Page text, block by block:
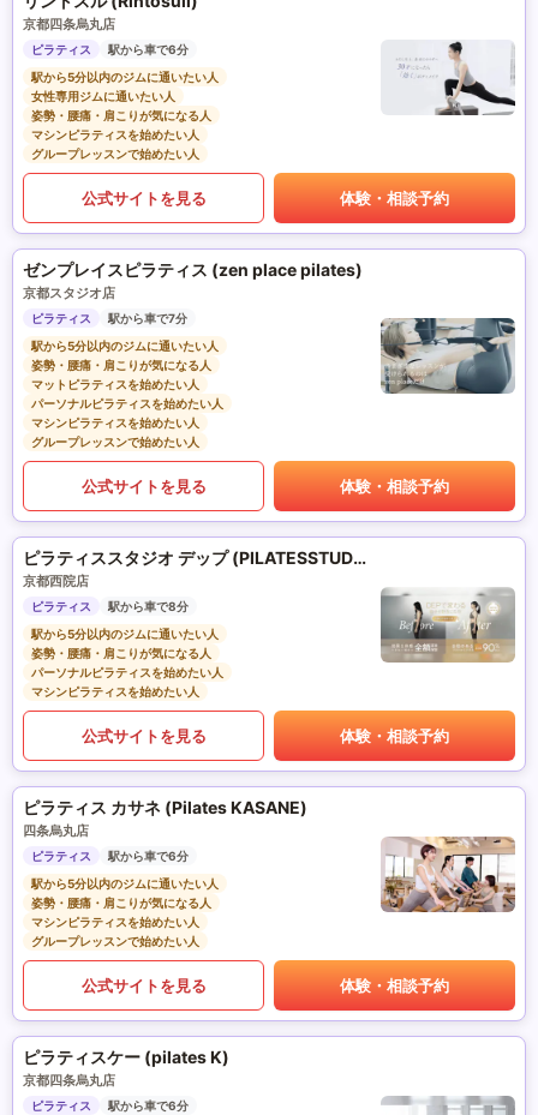
京都四条烏丸店
ピラティス
駅から車で6分
駅から5分以内のジムに通いたい人
女性専用ジムに通いたい人
姿勢・腰痛・肩こりが気になる人
マシンピラティスを始めたい人
グループレッスンで始めたい人
公式サイトを見る 体験・相談予約
ゼンプレイスピラティス (zen place pilates)
京都スタジオ店
ピラティス
駅から車で7分
駅から5分以内のジムに通いたい人
姿勢・腰痛・肩こりが気になる人
マットピラティスを始めたい人
パーソナルピラティスを始めたい人
マシンピラティスを始めたい人
グループレッスンで始めたい人
公式サイトを見る 体験・相談予約
ピラティススタジオ デップ (PILATESSTUDIO DEP)
京都西院店
ピラティス
駅から車で8分
駅から5分以内のジムに通いたい人
姿勢・腰痛・肩こりが気になる人
パーソナルピラティスを始めたい人
マシンピラティスを始めたい人
公式サイトを見る 体験・相談予約
ピラティス カサネ (Pilates KASANE)
四条烏丸店
ピラティス
駅から車で6分
駅から5分以内のジムに通いたい人
姿勢・腰痛・肩こりが気になる人
マシンピラティスを始めたい人
グループレッスンで始めたい人
公式サイトを見る 体験・相談予約
ピラティスケー (pilates K)
京都四条烏丸店
ピラティス
駅から車で6分